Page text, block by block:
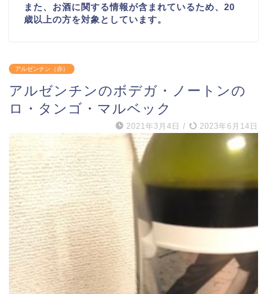
また、お酒に関する情報が含まれているため、20
歳以上の方を対象としています。
アルゼンチン（赤）
アルゼンチンのボデガ・ノートンの
ロ・タンゴ・マルベック
2021年3月4日 / 2023年6月14日